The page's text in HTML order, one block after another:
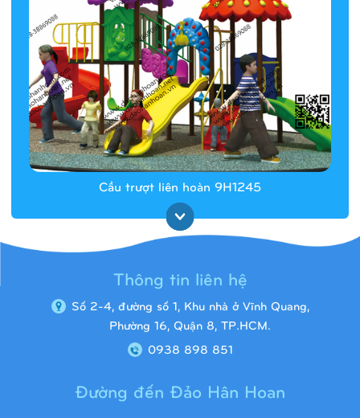
Cầu trượt liên hoàn 9H1245
Thông tin liên hệ
Số 2-4, đường số 1, Khu nhà ở Vĩnh Quang,
Phường 16, Quận 8, TP.HCM.
0938 898 851
Đường đến Đảo Hân Hoan